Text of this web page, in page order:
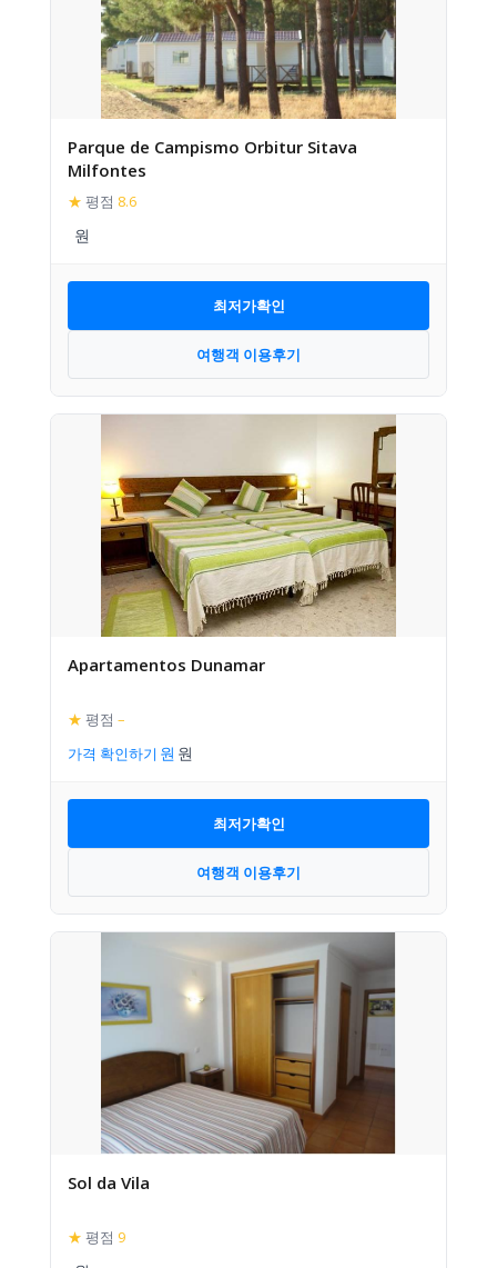
Parque de Campismo Orbitur Sitava
Milfontes
★ 평점 8.6
최저가확인
여행객 이용후기
Apartamentos Dunamar
★ 평점 –
가격 확인하기
최저가확인
여행객 이용후기
Sol da Vila
★ 평점 9